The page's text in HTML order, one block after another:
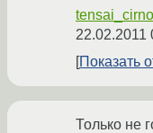
tensai_cirno
22.02.2011
Показать
Только не